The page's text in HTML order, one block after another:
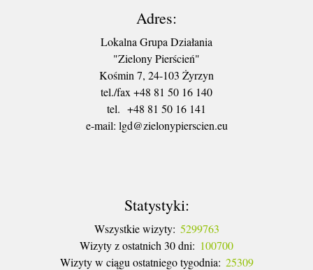
Adres:
Lokalna Grupa Działania
"Zielony Pierścień"
Kośmin 7, 24-103 Żyrzyn
tel./fax +48 81 50 16 140
tel. +48 81 50 16 141
​e-mail: lgd@zielonypierscien.eu
Statystyki:
Wszystkie wizyty: 5299763
Wizyty z ostatnich 30 dni: 100700
Wizyty w ciągu ostatniego tygodnia: 25309